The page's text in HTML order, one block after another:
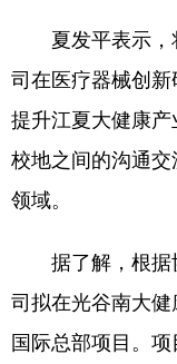
Deutsch
夏发平表示，
司在医疗器械创
提升江夏大健康
校地之间的沟通
领域。
据了解，根据
司拟在光谷南大
国际总部项目。项